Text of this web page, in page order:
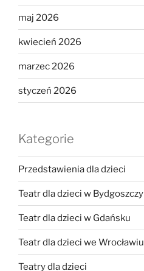
maj 2026
kwiecień 2026
marzec 2026
styczeń 2026
Kategorie
Przedstawienia dla dzieci
Teatr dla dzieci w Bydgoszczy
Teatr dla dzieci w Gdańsku
Teatr dla dzieci we Wrocławiu
Teatry dla dzieci